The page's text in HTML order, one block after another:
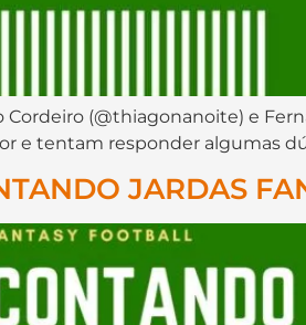
Cordeiro (@thiagonanoite) e
e tentam responder algumas
JARDAS